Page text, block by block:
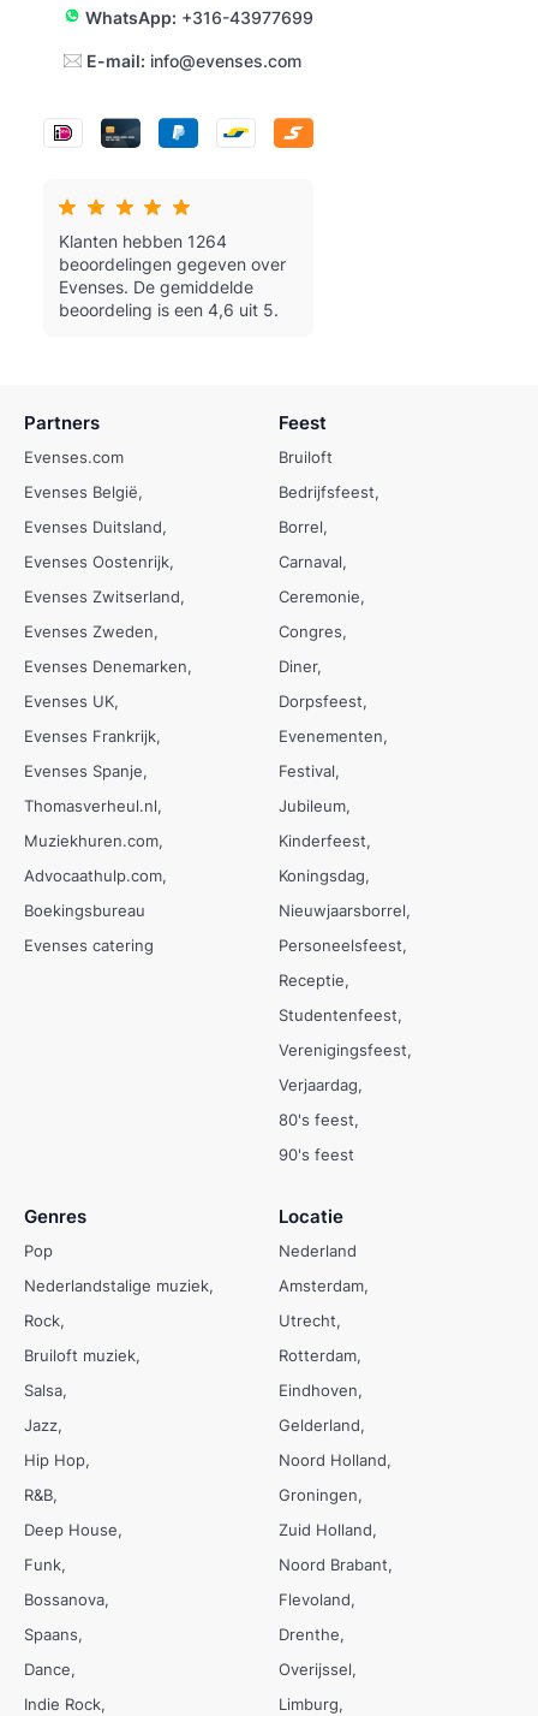
WhatsApp: +316-43977699
E-mail: info@evenses.com
Klanten hebben 1264
beoordelingen gegeven over
Evenses. De gemiddelde
beoordeling is een 4,6 uit 5.
Partners
Evenses.com
Evenses België
Evenses Duitsland
Evenses Oostenrijk
Evenses Zwitserland
Evenses Zweden
Evenses Denemarken
Evenses UK
Evenses Frankrijk
Evenses Spanje
Thomasverheul.nl
Muziekhuren.com
Advocaathulp.com
Boekingsbureau
Evenses catering
Feest
Bruiloft
Bedrijfsfeest
Borrel
Carnaval
Ceremonie
Congres
Diner
Dorpsfeest
Evenementen
Festival
Jubileum
Kinderfeest
Koningsdag
Nieuwjaarsborrel
Personeelsfeest
Receptie
Studentenfeest
Verenigingsfeest
Verjaardag
80's feest
90's feest
Genres
Pop
Nederlandstalige muziek
Rock
Bruiloft muziek
Salsa
Jazz
Hip Hop
R&B
Deep House
Funk
Bossanova
Spaans
Dance
Indie Rock
Locatie
Nederland
Amsterdam
Utrecht
Rotterdam
Eindhoven
Gelderland
Noord Holland
Groningen
Zuid Holland
Noord Brabant
Flevoland
Drenthe
Overijssel
Limburg